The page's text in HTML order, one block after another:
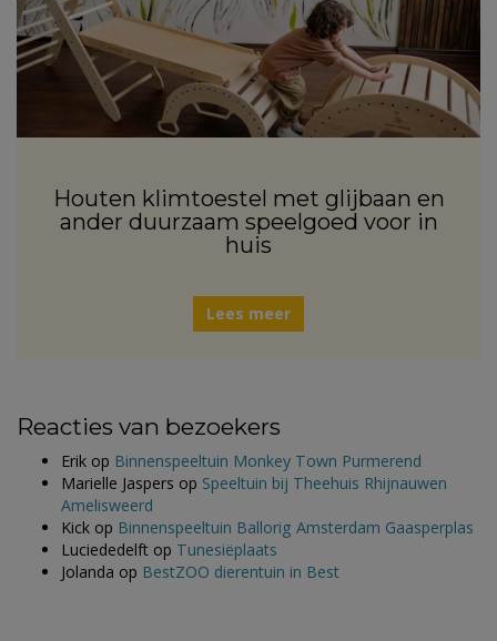
Houten klimtoestel met glijbaan en
ander duurzaam speelgoed voor in
huis
Lees meer
Reacties van bezoekers
Erik op Binnenspeeltuin Monkey Town Purmerend
Marielle Jaspers op Speeltuin bij Theehuis Rhijnauwen
Amelisweerd
Kick op Binnenspeeltuin Ballorig Amsterdam Gaasperplas
Luciededelft op Tunesiëplaats
Jolanda op BestZOO dierentuin in Best